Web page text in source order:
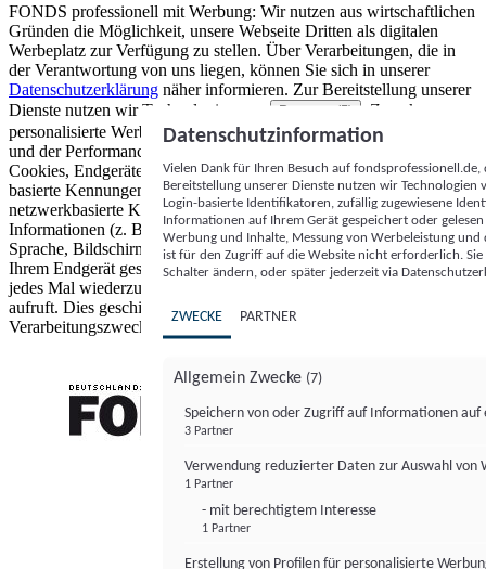
FONDS professionell mit Werbung: Wir nutzen aus wirtschaftlichen
Gründen die Möglichkeit, unsere Webseite Dritten als digitalen
Werbeplatz zur Verfügung zu stellen. Über Verarbeitungen, die in
der Verantwortung von uns liegen, können Sie sich in unserer
Datenschutzerklärung näher informieren. Zur Bereitstellung unserer
Dienste nutzen wir Technologien von
Partnern (5)
. Zwecke:
personalisierte Werbung und Inhalte, Messung von Werbeleistung
und der Performance von Inhalten sowie Zielgruppenforschung.
Cookies, Endgeräte- oder ähnliche Online-Kennungen (z. B. login-
basierte Kennungen, zufällig generierte Kennungen,
netzwerkbasierte Kennungen) können zusammen mit anderen
Informationen (z. B. Browsertyp und Browserinformationen,
Sprache, Bildschirmgröße, unterstützte Technologien usw.) auf
Ihrem Endgerät gespeichert oder von dort ausgelesen werden, um es
jedes Mal wiederzuerkennen, wenn es eine App oder einer Webseite
aufruft. Dies geschieht für einen oder mehrere der hier aufgeführten
Verarbeitungszwecke.
Datenschutzinformation
Vielen Dank für Ihren Besuch auf
Bereitstellung unserer Dienste nutzen wir Technologien
Login-basierte Identifikatoren, zufällig zugewiesene
Informationen auf Ihrem Gerät gespeichert oder
Werbung und Inhalte, Messung von Werbeleistung
ist für den Zugriff auf die Website nicht erforderlich.
Schalter ändern, oder später jederzeit via
ZWECKE PARTNER
Allgemein Zwecke (7)
Speichern von oder Zugriff auf Informationen auf
3 Partner
Verwendung reduzierter Daten zur Auswahl von
1 Partner
- mit berechtigtem Interesse
1 Partner
Erstellung von Profilen für personalisierte
FONDS professionell